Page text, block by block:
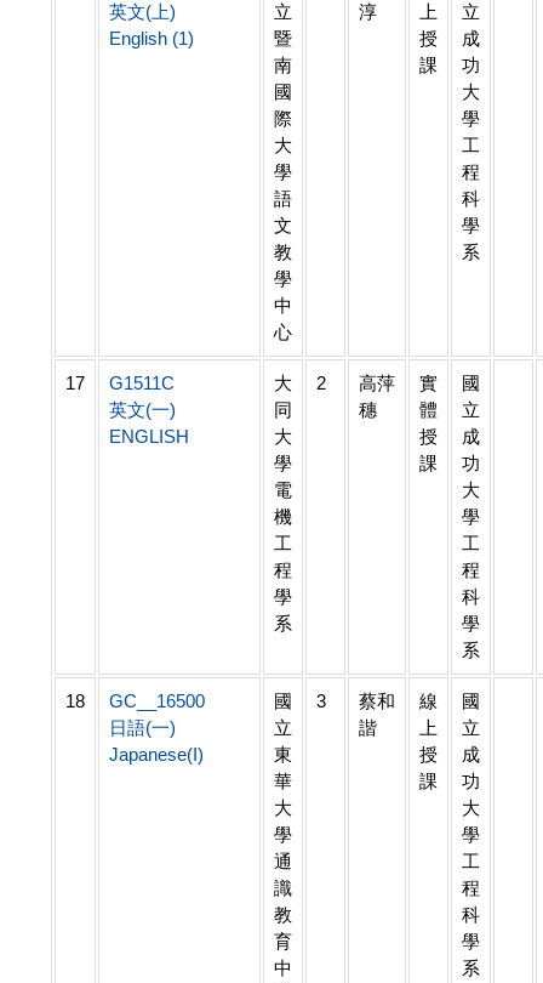
英文(上)
English (1)
立
暨
南
國
際
大
學
語
文
教
學
中
心
淳
上
授
課
立
成
功
大
學
工
程
科
學
系
17
G1511C
英文(一)
ENGLISH
大
同
大
學
電
機
工
程
學
系
2
高萍
穗
實
體
授
課
國
立
成
功
大
學
工
程
科
學
系
18
GC__16500
日語(一)
Japanese(I)
國
立
東
華
大
學
通
識
教
育
中
3
蔡和
諧
線
上
授
課
國
立
成
功
大
學
工
程
科
學
系